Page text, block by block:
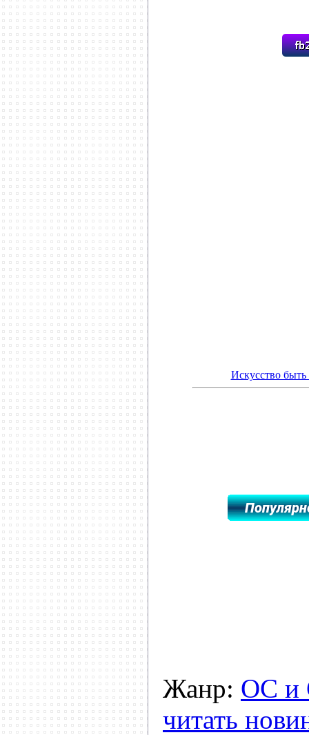
Искусство
Жанр: ОС и
читать